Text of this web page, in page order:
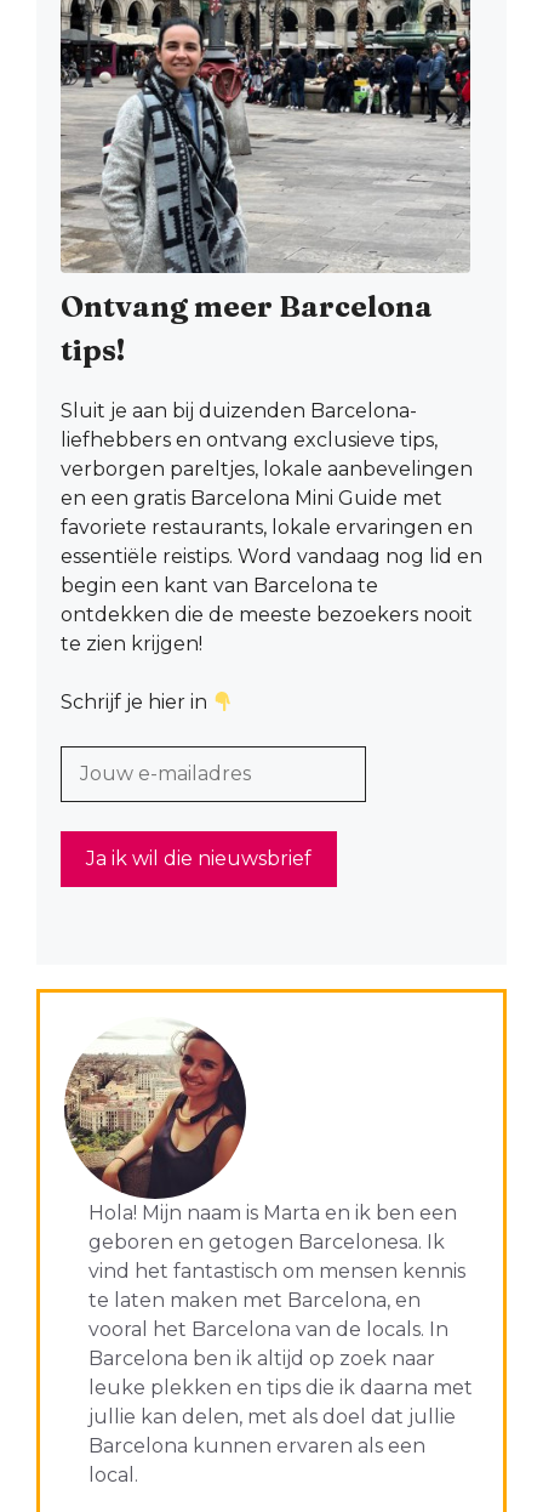
Ontvang meer Barcelona
tips!
Sluit je aan bij duizenden Barcelona-
liefhebbers en ontvang exclusieve tips,
verborgen pareltjes, lokale aanbevelingen
en een gratis Barcelona Mini Guide met
favoriete restaurants, lokale ervaringen en
essentiële reistips. Word vandaag nog lid en
begin een kant van Barcelona te
ontdekken die de meeste bezoekers nooit
te zien krijgen!
Schrijf je hier in
Hola! Mijn naam is Marta en ik ben een
geboren en getogen Barcelonesa. Ik
vind het fantastisch om mensen kennis
te laten maken met Barcelona, en
vooral het Barcelona van de locals. In
Barcelona ben ik altijd op zoek naar
leuke plekken en tips die ik daarna met
jullie kan delen, met als doel dat jullie
Barcelona kunnen ervaren als een
local.